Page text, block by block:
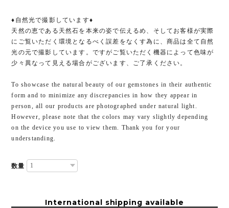
♦自然光で撮影しています♦
天然の恵である天然石を本来の姿で伝えるめ、そしてお客様が実際
にご覧いただく環境となるべく誤差をなくす為に、商品は全て自然
光の元で撮影しています。ですがご覧いただく機器によって色味が
少々異なって見える場合がございます、ご了承ください。
To showcase the natural beauty of our gemstones in their authentic
form and to minimize any discrepancies in how they appear in
person, all our products are photographed under natural light.
However, please note that the colors may vary slightly depending
on the device you use to view them. Thank you for your
understanding.
数量
International shipping available